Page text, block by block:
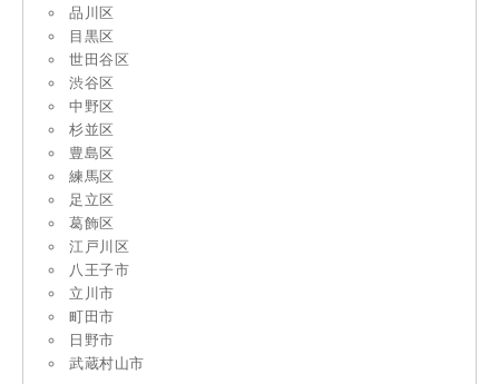
品川区
目黒区
世田谷区
渋谷区
中野区
杉並区
豊島区
練馬区
足立区
葛飾区
江戸川区
八王子市
立川市
町田市
日野市
武蔵村山市